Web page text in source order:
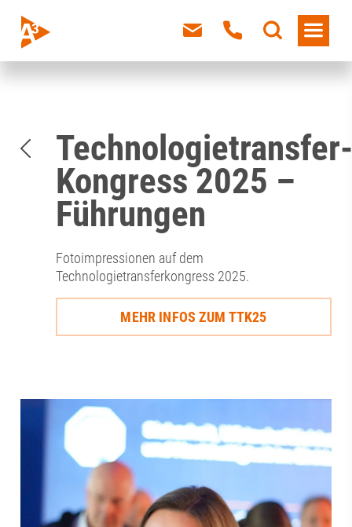
Kongress 2025 –
Führungen
Fotoimpressionen auf dem
Technologietransferkongress 2025.
MEHR INFOS ZUM TTK25